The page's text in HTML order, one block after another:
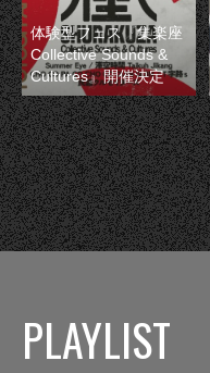
体験型フェス『集楽座
Collective Sounds &
Cultures』開催決定
PLAYLIST